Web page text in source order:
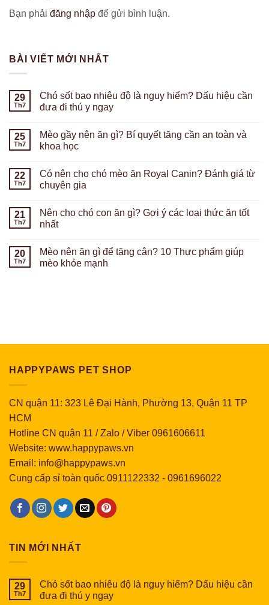
Bạn phải đăng nhập để gửi bình luận.
BÀI VIẾT MỚI NHẤT
29
Th7
Chó sốt bao nhiêu độ là nguy hiểm? Dấu hiệu cần
đưa đi thú y ngay
25
Th7
Mèo gầy nên ăn gì? Bí quyết tăng cần an toàn và
khoa học
22
Th7
Có nên cho chó mèo ăn Royal Canin? Đánh giá từ
chuyên gia
21
Th7
Nên cho chó con ăn gì? Gợi ý các loại thức ăn tốt
nhất
20
Th7
Mèo nên ăn gì để tăng cân? 10 Thực phẩm giúp
mèo khỏe mạnh
HAPPYPAWS PET SHOP
CN quận 11: 323 Lê Đại Hành, Phường 13, Quận 11 TP
HCM
Hotline CN quận 11 / Zalo / Viber 0961606611
Website: www.happypaws.vn
Email: info@happypaws.vn
Cung cấp sỉ toàn quốc 0911122332 - 0961696022
TIN MỚI NHẤT
29
Th7
Chó sốt bao nhiêu độ là nguy hiểm? Dấu hiệu cần
đưa đi thú y ngay